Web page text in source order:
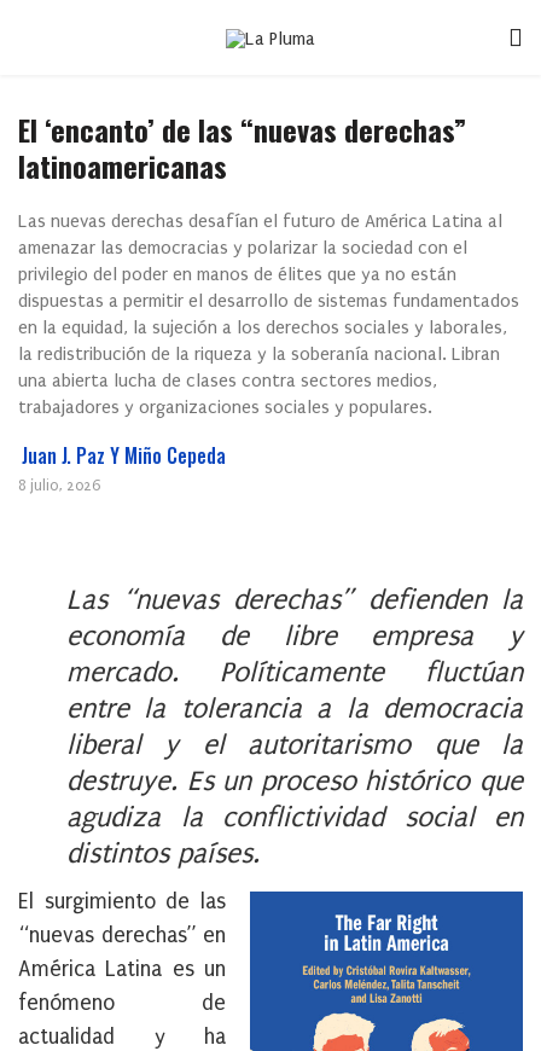
El ‘encanto’ de las “nuevas derechas”
latinoamericanas
Las nuevas derechas desafían el futuro de América Latina al
amenazar las democracias y polarizar la sociedad con el
privilegio del poder en manos de élites que ya no están
dispuestas a permitir el desarrollo de sistemas fundamentados
en la equidad, la sujeción a los derechos sociales y laborales,
la redistribución de la riqueza y la soberanía nacional. Libran
una abierta lucha de clases contra sectores medios,
trabajadores y organizaciones sociales y populares.
Juan J. Paz Y Miño Cepeda
8 julio, 2026
Las “nuevas derechas” defienden la
economía de libre empresa y
mercado. Políticamente fluctúan
entre la tolerancia a la democracia
liberal y el autoritarismo que la
destruye. Es un proceso histórico que
agudiza la conflictividad social en
distintos países.
El surgimiento de las
“nuevas derechas” en
América Latina es un
fenómeno de
actualidad y ha